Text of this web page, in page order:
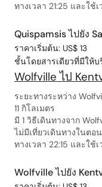
ทางเวลา 21:25 และใช้
Quispamsis ไปยัง
ราคาเริ่มต้น: US$ 13
ชั้นโดยสารเดียวที่มีให้บ
Wolfville ไป
ระยะทางระหว่าง
11 กิโลเมตร
มี 1 วิธีเดินทางจาก
ไม่มีเที่ยวเดินทางในตอ
ทางเวลา 22:15 และใช้
Wolfville ไปยัง